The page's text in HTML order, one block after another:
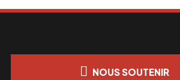
NOUS SOUTENIR